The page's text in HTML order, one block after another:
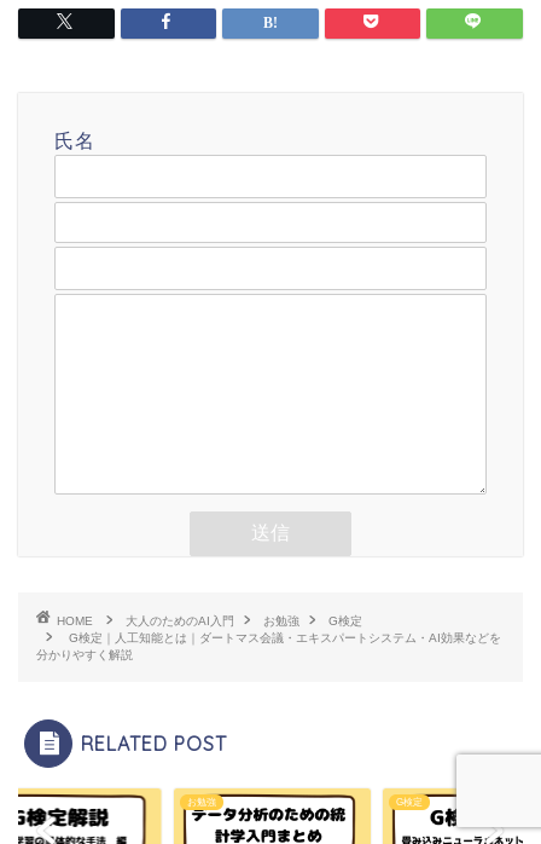
氏名
HOME 大人のためのAI入門 お勉強
G検定
G検定｜人工知能とは｜ダートマス会議・エキスパートシステム・AI効果などを
分かりやすく解説
RELATED POST
お勉強 G検定